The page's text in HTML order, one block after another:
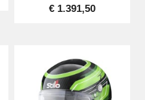
€ 1.391,50